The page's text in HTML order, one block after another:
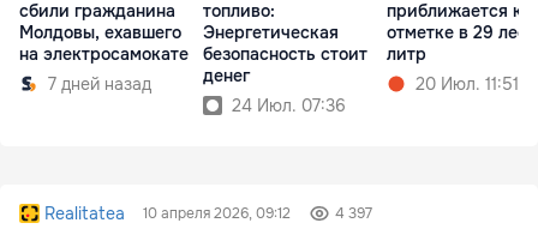
сбили гражданина
Молдовы, ехавшего
на электросамокате
7 дней назад
топливо:
Энергетическая
безопасность стоит
денег
24 Июл. 07:36
приближается к
отметке в 29
литр
20 Июл. 11:51
Realitatea 10 апреля 2026, 09:12 4 397